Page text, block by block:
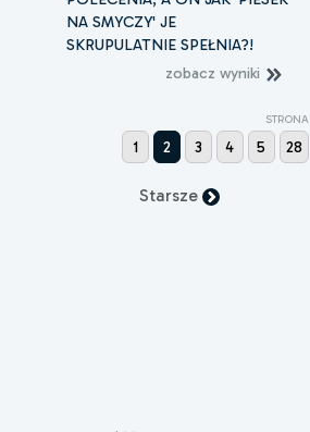
NA SMYCZY' JE
SKRUPULATNIE SPEŁNIA?!
zobacz wyniki
STRONA
1 2 3 4 5 28
Starsze